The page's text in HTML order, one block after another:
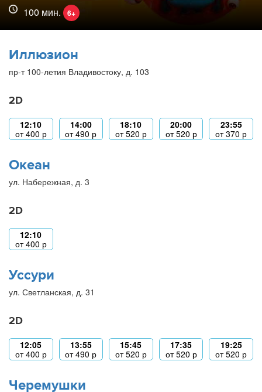
100 мин. 6+
Иллюзион
пр-т 100-летия Владивостоку, д. 103
2D
12:10
от400 р
14:00
от490 р
18:10
от520 р
20:00
от520 р
23:55
от370 р
Океан
ул. Набережная, д. 3
2D
12:10
от400 р
Уссури
ул. Светланская, д. 31
2D
12:05
от400 р
13:55
от490 р
15:45
от520 р
17:35
от520 р
19:25
от520 р
Черемушки